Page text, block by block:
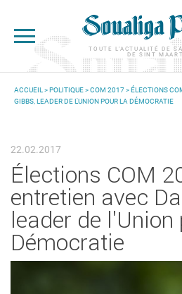
TOUTE L'ACTUALITÉ DE
DE SINT
VOUS ÊTES ICI
ACCUEIL >POLITIQUE>COM 2017> ÉLECTIONS
GIBBS, LEADER DE L'UNION POUR LA DÉMOCRATIE
22.02.2017
Élections COM
entretien avec
leader de l'Union
Démocratie